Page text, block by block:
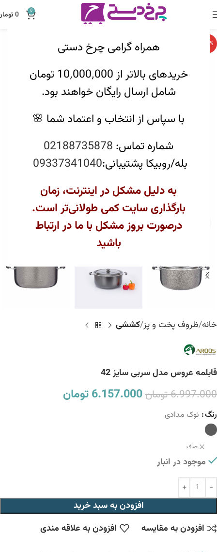
همراه گرامی چرخ دستی
خریدهای بالاتر از 10٬000٬000 تومان
شامل ارسال رایگان خواهند بود.
با سپاس از انتخاب و اعتماد شما 🌸
شماره تماس: 02188735878
بله/روبیکا پشتیبانی:09337341040
به دلیل مشکل در اینترنت، زمان
بارگذاری سایت کمی طولانی‌تر است.
درصورت بروز مشکل با ما در ارتباط
باشید
0
0
-12%
بزرگنمایی تصویر
خانه ظروف پخت و پز کششی
قابلمه عروس مدل سربی سایز 42
6.997.000تومان6.157.000تومان
رنگ نوک مدادی
صاف
موجود در انبار
افزودن به سبد خرید
افزودن به مقایسه
افزودن به علاقه مندی